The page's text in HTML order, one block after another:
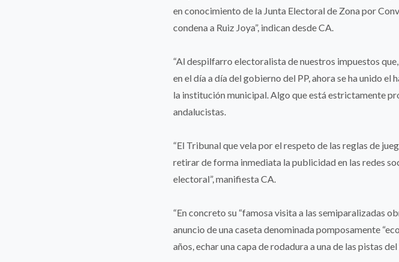
en conocimiento de la Junta Electoral de Zona por
condena a Ruiz Joya”, indican desde CA.
“Al despilfarro electoralista de nuestros impuestos
en el día a día del gobierno del PP, ahora se ha unido
la institución municipal. Algo que está estrictamente
andalucistas.
“El Tribunal que vela por el respeto de las reglas de
retirar de forma inmediata la publicidad en las redes
electoral”, manifiesta CA.
“En concreto su “famosa visita a las semiparalizadas
anuncio de una caseta denominada pomposamente
años, echar una capa de rodadura a una de las pistas